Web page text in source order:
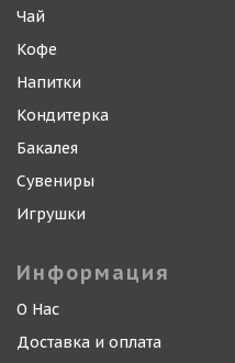
Чай
Кофе
Напитки
Кондитерка
Бакалея
Сувениры
Игрушки
Информация
О Нас
Доставка и оплата